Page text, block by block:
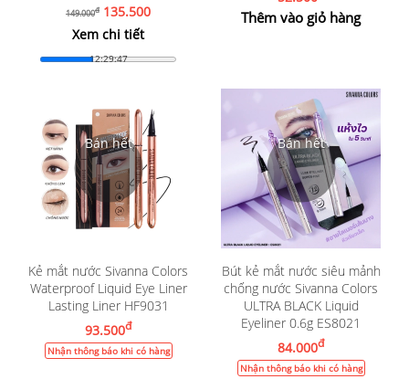
149.000đ 135.500
Xem chi tiết
12:29:46
Thêm vào giỏ hàng
Kẻ mắt nước Sivanna Colors
Waterproof Liquid Eye Liner
Lasting Liner HF9031
93.500đ
Nhận thông báo khi có hàng
Bút kẻ mắt nước siêu mảnh
chống nước Sivanna Colors
ULTRA BLACK Liquid
Eyeliner 0.6g ES8021
84.000đ
Nhận thông báo khi có hàng